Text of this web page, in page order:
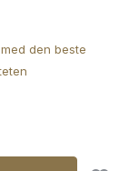
den beste